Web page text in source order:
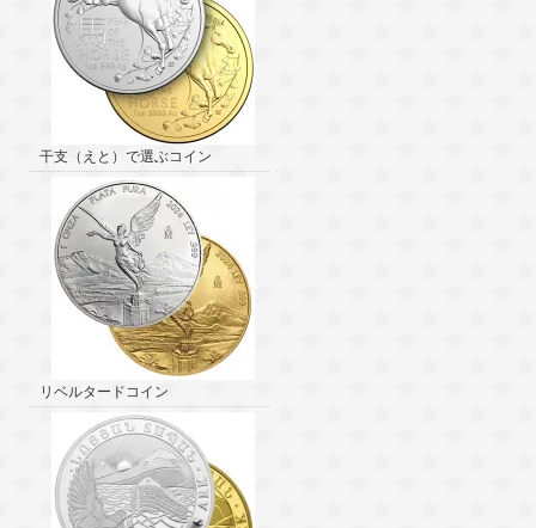
干支（えと）で選ぶコイン
リベルタードコイン